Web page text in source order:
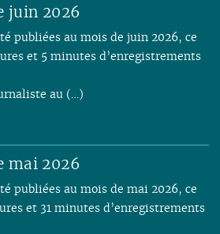
juin 2026
publiées au mois de juin 2026, ce
et 5 minutes d’enregistrements
au (…)
mai 2026
publiées au mois de mai 2026, ce
et 31 minutes d’enregistrements